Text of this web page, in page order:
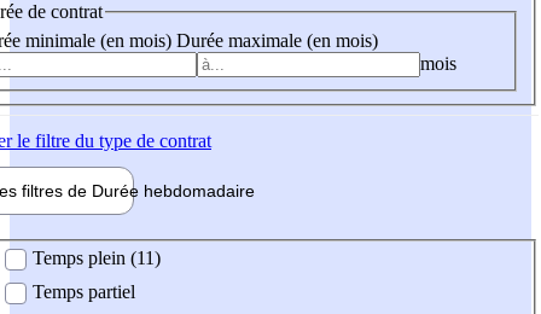
de contrat
minimale (en mois) Durée maximale (en mois)
mois
le filtre du type de contrat
filtres de Durée hebdomadaire
Temps plein (11)
Temps partiel